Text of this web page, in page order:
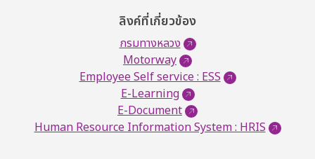
ลิงค์ที่เกี่ยวข้อง
กรมทางหลวง
Motorway
Employee Self service : ESS
E-Learning
E-Document
Human Resource Information System : HRIS